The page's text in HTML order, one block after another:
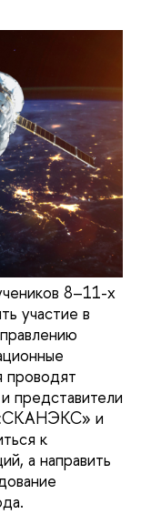
8–11-х
участие в
проводят
«СКАНЭКС» и
к
а направить